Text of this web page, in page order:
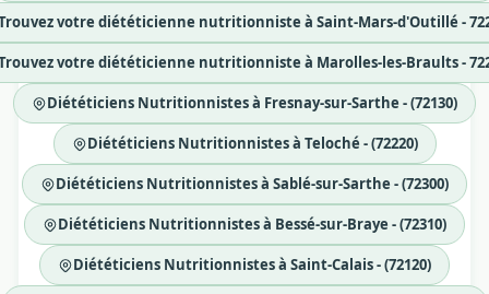
votre diététicienne nutritionniste à Saint-Mars-d'Outillé -
votre diététicienne nutritionniste à Marolles-les-Braults -
Diététiciens Nutritionnistes à Fresnay-sur-Sarthe - (72130)
Diététiciens Nutritionnistes à Teloché - (72220)
Diététiciens Nutritionnistes à Sablé-sur-Sarthe - (72300)
Diététiciens Nutritionnistes à Bessé-sur-Braye - (72310)
Diététiciens Nutritionnistes à Saint-Calais - (72120)